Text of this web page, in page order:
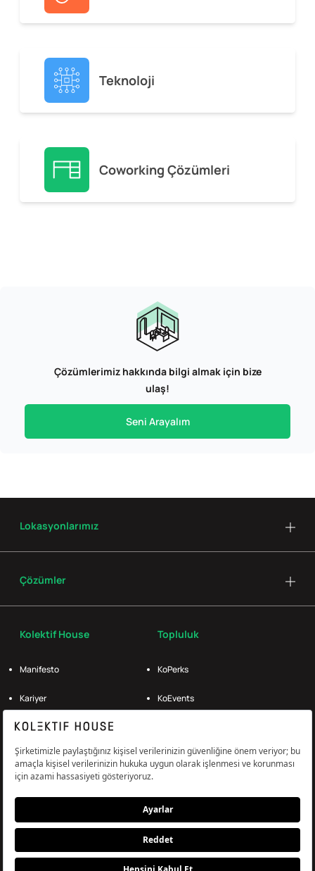
Teknoloji
Coworking Çözümleri
Çözümlerimiz hakkında bilgi almak için bize
ulaş!
Seni Arayalım
Kolektif House
Manifesto
Kariyer
Basın
Referanslar
KoMag
Topluluk
KoPerks
KoEvents
Destek
Lokasyonlarımız
Çözümler